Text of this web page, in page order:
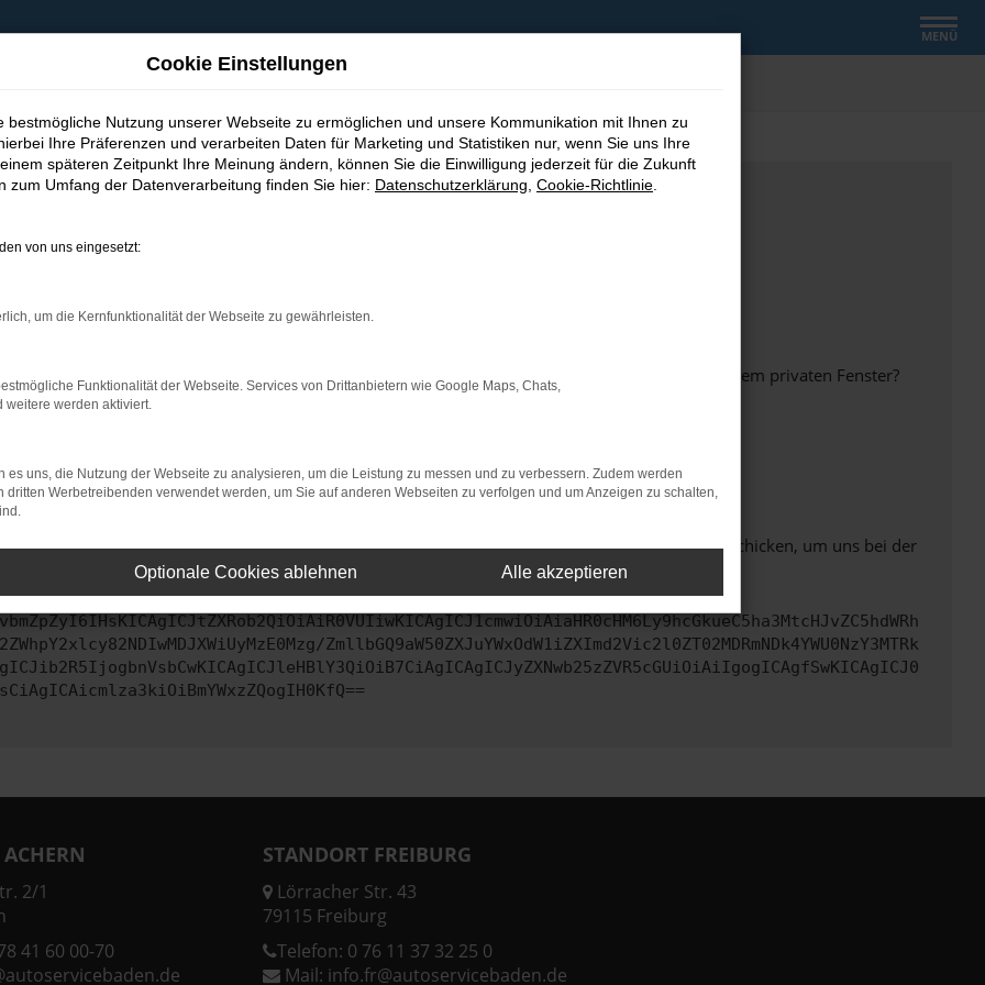
MENÜ
bestimmter Seiten verhindern. Funktioniert die Seite in einem anderen Browser oder in einem privaten Fenster?
beheben.
auf dem neuesten Stand sind.
kann auch dazu führen, dass bestimmte Funktionen nicht mehr unterstützt werden.
uns bitte. Wir werden versuchen, das Problem zu beheben. Du kannst uns diesen Text schicken, um uns bei der
ZmllbGQ9aW50ZXJuYWxOdW1iZXImd2Vic2l0ZT02MDRmNDk4YWU0NzY3MTRk
2/1
41 60 00-70
STANDORT FREIBURG
Lörracher Str. 43
79115 Freiburg
Telefon: 0 76 11 37 32 25 0
Mail: info.fr@autoservicebaden.de
Cookie Einstellungen
bestmögliche Nutzung unserer Webseite zu ermöglichen und unsere Kommunikation mit Ihnen zu
Ihre Präferenzen und verarbeiten Daten für Marketing und Statistiken nur, wenn Sie uns Ihre
späteren Zeitpunkt Ihre Meinung ändern, können Sie die Einwilligung jederzeit für die Zukunft
zum Umfang der Datenverarbeitung finden Sie hier: Datenschutzerklärung Cookie-Richtlinie
von uns eingesetzt:
um die Kernfunktionalität der Webseite zu gewährleisten.
Funktionalität der Webseite. Services von Drittanbietern wie Google Maps, Chats,
weitere werden aktiviert.
es uns, die Nutzung der Webseite zu analysieren, um die Leistung zu messen und zu verbessern. Zudem werden
dritten Werbetreibenden verwendet werden, um Sie auf anderen Webseiten zu verfolgen und um Anzeigen zu schalten,
Optionale Cookies ablehnen Alle akzeptieren